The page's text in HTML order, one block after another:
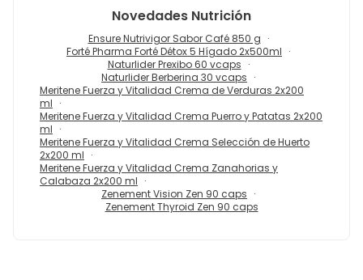
Novedades Nutrición
Ensure Nutrivigor Sabor Café 850 g
Forté Pharma Forté Détox 5 Hígado 2x500ml
Naturlider Prexibo 60 vcaps
Naturlider Berberina 30 vcaps
Meritene Fuerza y Vitalidad Crema de Verduras 2x200
ml
Meritene Fuerza y Vitalidad Crema Puerro y Patatas 2x200
ml
Meritene Fuerza y Vitalidad Crema Selección de Huerto
2x200 ml
Meritene Fuerza y Vitalidad Crema Zanahorias y
Calabaza 2x200 ml
Zenement Vision Zen 90 caps
Zenement Thyroid Zen 90 caps